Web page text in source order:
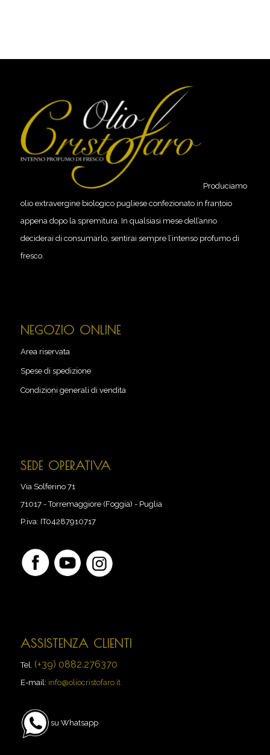
Produciamo
olio extravergine biologico pugliese confezionato in frantoio
appena dopo la spremitura. In qualsiasi mese dell’anno
deciderai di consumarlo, sentirai sempre l’intenso profumo di
fresco.
NEGOZIO ONLINE
Area riservata
Spese di spedizione
Condizioni generali di vendita
SEDE OPERATIVA
Via Solferino 71
71017-Torremaggiore (Foggia) - Puglia
P.iva: IT04287910717
ASSISTENZA CLIENTI
Tel. (+39) 0882.276370
E-mail: info@oliocristofaro.it
su Whatsapp